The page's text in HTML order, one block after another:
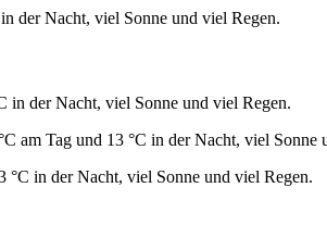
der Nacht, viel Sonne und viel Regen.
in der Nacht, viel Sonne und viel Regen.
am Tag und 13 °C in der Nacht, viel Sonne
°C in der Nacht, viel Sonne und viel Regen.